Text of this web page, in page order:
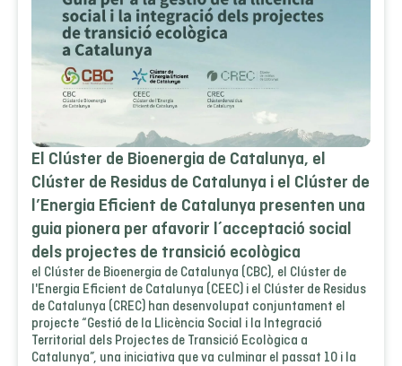
El Clúster de Bioenergia de Catalunya, el
Clúster de Residus de Catalunya i el Clúster de
l’Energia Eficient de Catalunya presenten una
guia pionera per afavorir l´acceptació social
dels projectes de transició ecològica
el Clúster de Bioenergia de Catalunya (CBC), el Clúster de
l'Energia Eficient de Catalunya (CEEC) i el Clúster de Residus
de Catalunya (CREC) han desenvolupat conjuntament el
projecte “Gestió de la Llicència Social i la Integració
Territorial dels Projectes de Transició Ecològica a
Catalunya”, una iniciativa que va culminar el passat 10 i la